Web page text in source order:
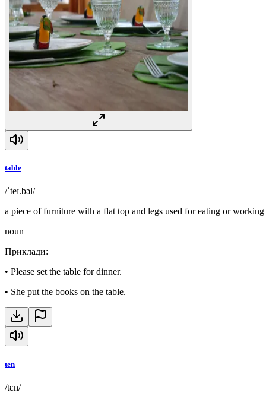
table
/ˈteɪ.bəl/
a piece of furniture with a flat top and legs used for eating or working
noun
Приклади:
• Please set the table for dinner.
• She put the books on the table.
ten
/tɛn/